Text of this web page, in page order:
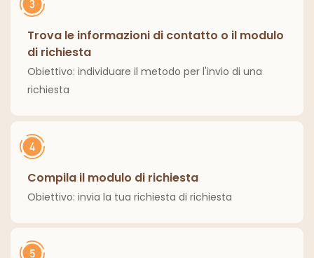
Trova le informazioni di contatto o il modulo
di richiesta
Obiettivo: individuare il metodo per l'invio di una
richiesta
Compila il modulo di richiesta
Obiettivo: invia la tua richiesta di richiesta